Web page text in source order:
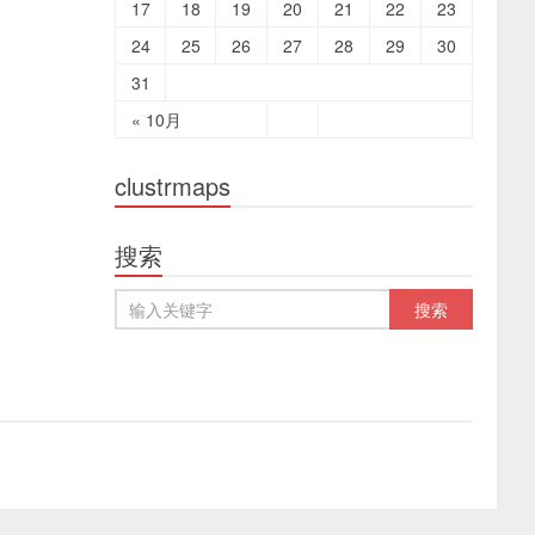
« 10月
17 18 19 20 21 22
23
24
25 26 27 28 29
30
31
clustrmaps
搜索